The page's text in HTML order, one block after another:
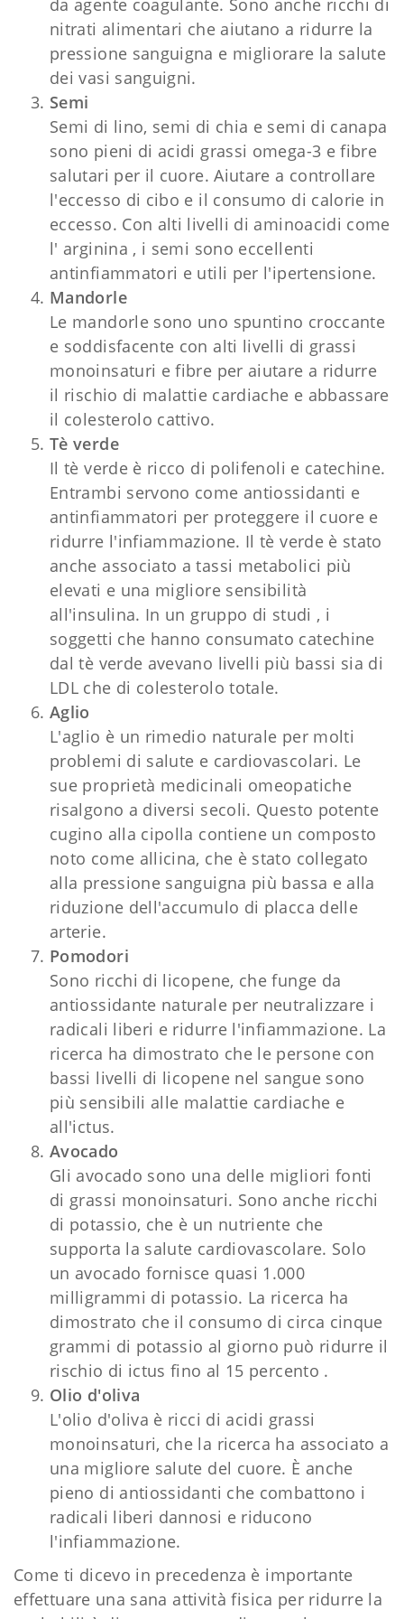
nitrati alimentari che aiutano a ridurre la
pressione sanguigna e migliorare la salute
dei vasi sanguigni.
Semi
Semi di lino, semi di chia e semi di canapa
sono pieni di acidi grassi omega-3 e fibre
salutari per il cuore. Aiutare a controllare
l'eccesso di cibo e il consumo di calorie in
eccesso. Con alti livelli di aminoacidi come
l' arginina , i semi sono eccellenti
antinfiammatori e utili per l'ipertensione.
Mandorle
Le mandorle sono uno spuntino croccante
e soddisfacente con alti livelli di grassi
monoinsaturi e fibre per aiutare a ridurre
il rischio di malattie cardiache e abbassare
il colesterolo cattivo.
Tè verde
Il tè verde è ricco di polifenoli e catechine.
Entrambi servono come antiossidanti e
antinfiammatori per proteggere il cuore e
ridurre l'infiammazione. Il tè verde è stato
anche associato a tassi metabolici più
elevati e una migliore sensibilità
all'insulina. In un gruppo di studi , i
soggetti che hanno consumato catechine
dal tè verde avevano livelli più bassi sia di
LDL che di colesterolo totale.
Aglio
L'aglio è un rimedio naturale per molti
problemi di salute e cardiovascolari. Le
sue proprietà medicinali omeopatiche
risalgono a diversi secoli. Questo potente
cugino alla cipolla contiene un composto
noto come allicina, che è stato collegato
alla pressione sanguigna più bassa e alla
riduzione dell'accumulo di placca delle
arterie.
Pomodori
Sono ricchi di licopene, che funge da
antiossidante naturale per neutralizzare i
radicali liberi e ridurre l'infiammazione. La
ricerca ha dimostrato che le persone con
bassi livelli di licopene nel sangue sono
più sensibili alle malattie cardiache e
all'ictus.
Avocado
Gli avocado sono una delle migliori fonti
di grassi monoinsaturi. Sono anche ricchi
di potassio, che è un nutriente che
supporta la salute cardiovascolare. Solo
un avocado fornisce quasi 1.000
milligrammi di potassio. La ricerca ha
dimostrato che il consumo di circa cinque
grammi di potassio al giorno può ridurre il
rischio di ictus fino al 15 percento .
Olio d'oliva
L'olio d'oliva è ricci di acidi grassi
monoinsaturi, che la ricerca ha associato a
una migliore salute del cuore. È anche
pieno di antiossidanti che combattono i
radicali liberi dannosi e riducono
l'infiammazione.
Come ti dicevo in precedenza è importante
effettuare una sana attività fisica per ridurre la